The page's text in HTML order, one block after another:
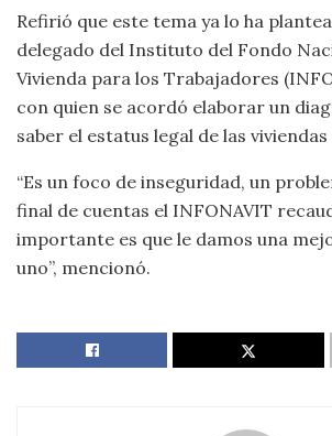
Refirió que este tema ya lo ha
delegado del Instituto del Fondo
Vivienda para los Trabajadores
con quien se acordó elaborar un
saber el estatus legal de las
“Es un foco de inseguridad, un
final de cuentas el INFONAVIT
importante es que le damos una
uno”, mencionó.